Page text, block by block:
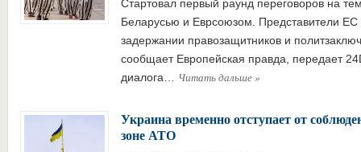
Стартовал первый раунд переговоров на
Беларусью и Еврсоюзом. Представители
задержании правозащитников и
сообщает Европейская правда, передает
диалога… Читать дальше»
Украина временно отступает от
зоне АТО